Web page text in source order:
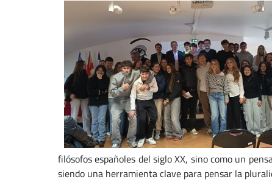
filósofos españoles del siglo XX, sino como un
siendo una herramienta clave para pensar la